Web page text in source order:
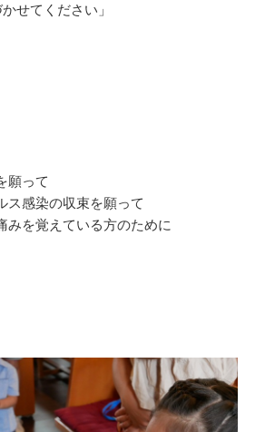
せてください」
願って
ス感染の収束を願って
みを覚えている方のために